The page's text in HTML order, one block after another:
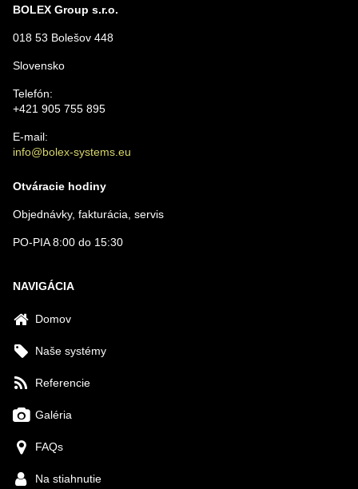
BOLEX Group s.r.o.
018 53 Bolešov 448
Slovensko
Telefón:
+421 905 755 895
E-mail:
info@bolex-systems.eu
Otváracie hodiny
Objednávky, fakturácia, servis
PO-PIA 8:00 do 15:30
NAVIGÁCIA
Domov
Naše systémy
Referencie
Galéria
FAQs
Na stiahnutie